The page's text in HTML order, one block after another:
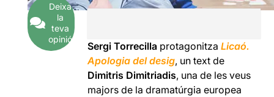
Deixa
la
teva
opinió
Sergi Torrecilla protagonitzaLicaó.
Apologia del desig, un text de
Dimitris Dimitriadis, una de les veus
majors de la dramatúrgia europea